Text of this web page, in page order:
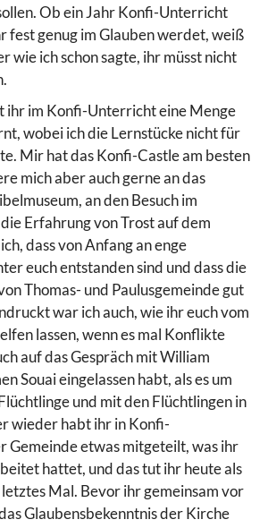
Ob ein Jahr Konfi-Unterricht
fest genug im Glauben werdet, weiß
wie ich schon sagte, ihr müsst nicht
ihr im Konfi-Unterricht eine Menge
wobei ich die Lernstücke nicht für
Mir hat das Konfi-Castle am besten
mich aber auch gerne an das
an den Besuch im
Erfahrung von Trost auf dem
dass von Anfang an enge
euch entstanden sind und dass die
Thomas- und Paulusgemeinde gut
war ich auch, wie ihr euch vom
lassen, wenn es mal Konflikte
auf das Gespräch mit William
Souai eingelassen habt, als es um
und mit den Flüchtlingen in
wieder habt ihr in Konfi-
Gemeinde etwas mitgeteilt, was ihr
hattet, und das tut ihr heute als
Mal. Bevor ihr gemeinsam vor
Glaubensbekenntnis der Kirche